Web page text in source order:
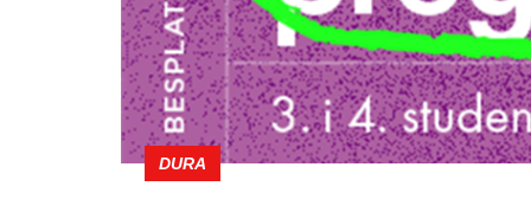
DURA